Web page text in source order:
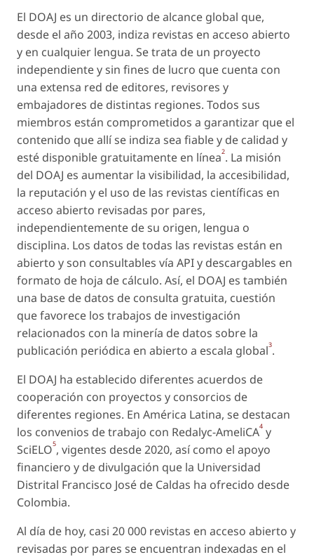
El DOAJ es un directorio de alcance global que,
desde el año 2003, indiza revistas en acceso abierto
y en cualquier lengua. Se trata de un proyecto
independiente y sin fines de lucro que cuenta con
una extensa red de editores, revisores y
embajadores de distintas regiones. Todos sus
miembros están comprometidos a garantizar que el
contenido que allí se indiza sea fiable y de calidad y
esté disponible gratuitamente en línea2. La misión
del DOAJ es aumentar la visibilidad, la accesibilidad,
la reputación y el uso de las revistas científicas en
acceso abierto revisadas por pares,
independientemente de su origen, lengua o
disciplina. Los datos de todas las revistas están en
abierto y son consultables vía API y descargables en
formato de hoja de cálculo. Así, el DOAJ es también
una base de datos de consulta gratuita, cuestión
que favorece los trabajos de investigación
relacionados con la minería de datos sobre la
publicación periódica en abierto a escala global3.
El DOAJ ha establecido diferentes acuerdos de
cooperación con proyectos y consorcios de
diferentes regiones. En América Latina, se destacan
los convenios de trabajo con Redalyc-AmeliCA4 y
SciELO5, vigentes desde 2020, así como el apoyo
financiero y de divulgación que la Universidad
Distrital Francisco José de Caldas ha ofrecido desde
Colombia.
Al día de hoy, casi 20 000 revistas en acceso abierto y
revisadas por pares se encuentran indexadas en el